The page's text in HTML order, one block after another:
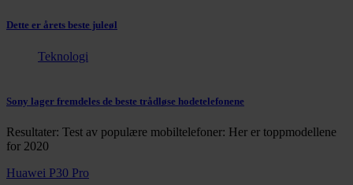
Dette er årets beste juleøl
Teknologi
Sony lager fremdeles de beste trådløse hodetelefonene
Resultater: Test av populære mobiltelefoner: Her er toppmodellene
for 2020
Huawei P30 Pro